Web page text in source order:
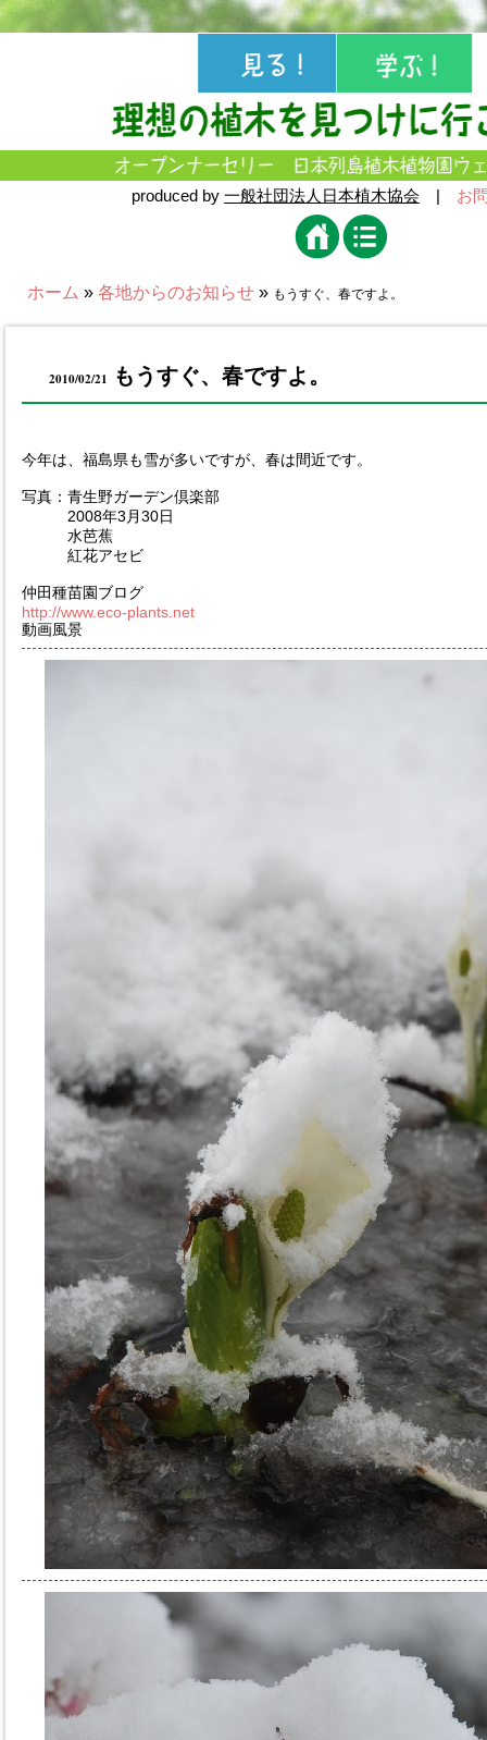
produced by 一般社団法人日本植木協会 | お
ホーム » 各地からのお知らせ » もうすぐ、春ですよ。
2010/02/21 もうすぐ、春ですよ。
今年は、福島県も雪が多いですが、春は間近です。
写真：青生野ガーデン倶楽部
2008年3月30日
水芭蕉
紅花アセビ
仲田種苗園ブログ
http://www.eco-plants.net
動画風景